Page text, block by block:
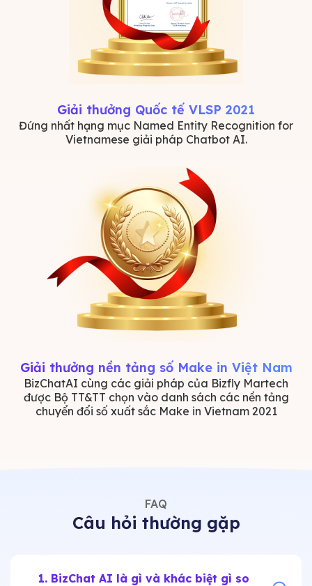
Giải thưởng Quốc tế VLSP 2021
Đứng nhất hạng mục Named Entity Recognition for
Vietnamese giải pháp Chatbot AI.
Giải thưởng nền tảng số Make in Việt Nam
BizChatAI cùng các giải pháp của Bizfly Martech
được Bộ TT&TT chọn vào danh sách các nền tảng
chuyển đổi số xuất sắc Make in Vietnam 2021
FAQ
Câu hỏi thường gặp
1. BizChat AI là gì và khác biệt gì so